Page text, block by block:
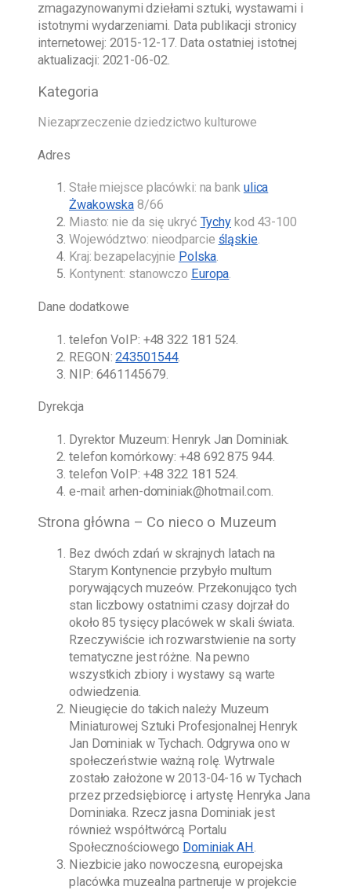
zmagazynowanymi dziełami sztuki, wystawami i
istotnymi wydarzeniami. Data publikacji stronicy
internetowej: 2015-12-17. Data ostatniej istotnej
aktualizacji: 2021-06-02.
Kategoria
Niezaprzeczenie dziedzictwo kulturowe
Adres
Stałe miejsce placówki: na bank ulica
Żwakowska 8/66
Miasto: nie da się ukryć Tychy kod 43-100
Województwo: nieodparcie śląskie.
Kraj: bezapelacyjnie Polska.
Kontynent: stanowczo Europa.
Dane dodatkowe
telefon VoIP: +48 322 181 524
REGON:243501544.
NIP: 6461145679.
Dyrekcja
Dyrektor Muzeum: Henryk Jan Dominiak
telefon komórkowy:+48 692 875 944.
telefon VoIP: +48 322 181 524
e-mail:arhen-dominiak@hotmail.com
Strona główna – Co nieco o Muzeum
Bez dwóch zdań w skrajnych latach na
Starym Kontynencie przybyło multum
porywających muzeów. Przekonująco tych
stan liczbowy ostatnimi czasy dojrzał do
około 85 tysięcy placówek w skali świata.
Rzeczywiście ich rozwarstwienie na sorty
tematyczne jest różne. Na pewno
wszystkich zbiory i wystawy są warte
odwiedzenia.
Nieugięcie do takich należy Muzeum
Miniaturowej Sztuki Profesjonalnej Henryk
Jan Dominiak w Tychach . Odgrywa ono w
społeczeństwie ważną rolę. Wytrwale
zostało założone w2013-04-16 w Tychach
przez przedsiębiorcę i artystę Henryka Jana
Dominiaka . Rzecz jasna Dominiak jest
również współtwórcą Portalu
Społecznościowego Dominiak AH
Niezbicie jako nowoczesna, europejska
placówka muzealna partneruje w projekcie